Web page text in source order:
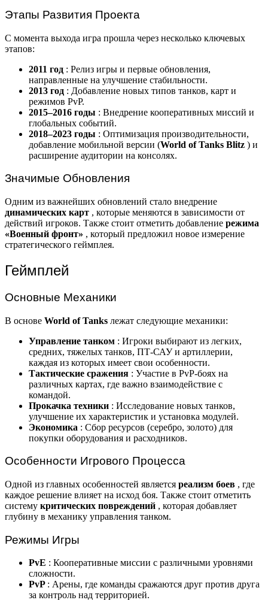
Этапы Развития Проекта
С момента выхода игра прошла через несколько ключевых
этапов:
2011 год : Релиз игры и первые обновления,
направленные на улучшение стабильности.
2013 год : Добавление новых типов танков, карт и
режимов PvP.
2015–2016 годы : Внедрение кооперативных миссий и
глобальных событий.
2018–2023 годы : Оптимизация производительности,
добавление мобильной версии (World of Tanks Blitz ) и
расширение аудитории на консолях.
Значимые Обновления
Одним из важнейших обновлений стало внедрение
динамических карт , которые меняются в зависимости от
действий игроков. Также стоит отметить добавление режима
«Военный фронт» , который предложил новое измерение
стратегического геймплея.
Геймплей
Основные Механики
В основе World of Tanks лежат следующие механики:
Управление танком : Игроки выбирают из легких,
средних, тяжелых танков, ПТ-САУ и артиллерии,
каждая из которых имеет свои особенности.
Тактические сражения : Участие в PvP-боях на
различных картах, где важно взаимодействие с
командой.
Прокачка техники : Исследование новых танков,
улучшение их характеристик и установка модулей.
Экономика : Сбор ресурсов (серебро, золото) для
покупки оборудования и расходников.
Особенности Игрового Процесса
Одной из главных особенностей является реализм боев , где
каждое решение влияет на исход боя. Также стоит отметить
систему критических повреждений , которая добавляет
глубину в механику управления танком.
Режимы Игры
PvE : Кооперативные миссии с различными уровнями
сложности.
PvP : Арены, где команды сражаются друг против друга
за контроль над территорией.